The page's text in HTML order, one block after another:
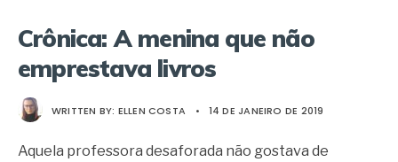
Crônica: A menina que não
emprestava livros
WRITTEN BY: ELLEN COSTA • 14 DE JANEIRO DE 2019
Aquela professora desaforada não gostava de